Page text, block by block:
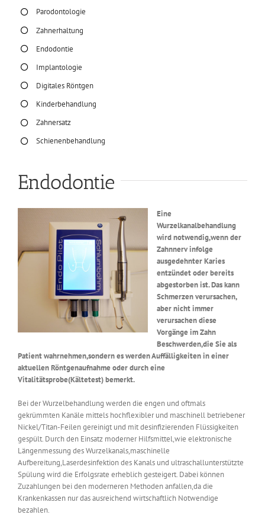
Parodontologie
Zahnerhaltung
Endodontie
Implantologie
Digitales Röntgen
Kinderbehandlung
Zahnersatz
Schienenbehandlung
Endodontie
Eine
Wurzelkanalbehandlung
wird notwendig,wenn der
Zahnnerv infolge
ausgedehnter Karies
entzündet oder bereits
abgestorben ist. Das kann
Schmerzen verursachen,
aber nicht immer
verursachen diese
Vorgänge im Zahn
Beschwerden,die Sie als
Patient wahrnehmen,sondern es werden Auffälligkeiten in einer
aktuellen Röntgenaufnahme oder durch eine
Vitalitätsprobe(Kältetest) bemerkt.
Bei der Wurzelbehandlung werden die engen und oftmals
gekrümmten Kanäle mittels hochflexibler und maschinell betriebener
Nickel/Titan-Feilen gereinigt und mit desinfizierenden Flüssigkeiten
gespült. Durch den Einsatz moderner Hilfsmittel,wie elektronische
Längenmessung des Wurzelkanals,maschinelle
Aufbereitung,Laserdesinfektion des Kanals und ultraschallunterstützte
Spülung wird die Erfolgsrate erheblich gesteigert. Dabei können
Zuzahlungen bei den moderneren Methoden anfallen,da die
Krankenkassen nur das ausreichend wirtschaftlich Notwendige
bezahlen.